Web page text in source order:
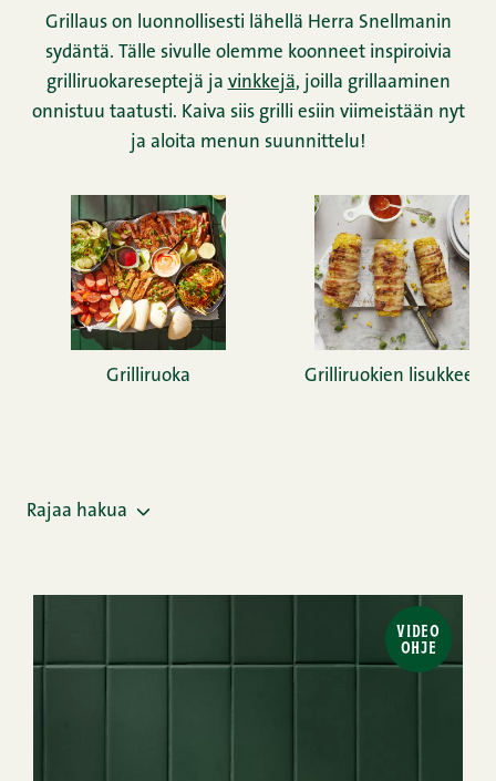
Grillaus on luonnollisesti lähellä Herra Snellmanin
sydäntä. Tälle sivulle olemme koonneet inspiroivia
grilliruokareseptejä ja vinkkejä, joilla grillaaminen
onnistuu taatusti. Kaiva siis grilli esiin viimeistään nyt
ja aloita menun suunnittelu!
Grilliruoka Grilliruokien lisukkeet
Rajaa hakua
VIDEO
OHJE